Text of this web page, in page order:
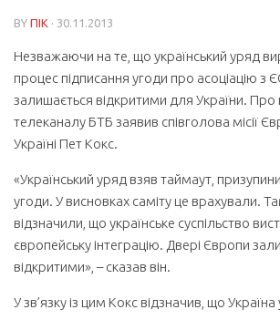
BY ПІК · 30.11.2013
Незважаючи на те, що український уряд
процес підписання угоди про асоціацію з
залишається відкритими для України. Про
телеканалу БТБ заявив співголова місії
Україні Пет Кокс.
«Український уряд взяв таймаут,
угоди. У висновках саміту це врахували.
відзначили, що українське суспільство
європейську інтеграцію. Двері Європи
відкритими», – сказав він.
У зв’язку із цим Кокс відзначив, що